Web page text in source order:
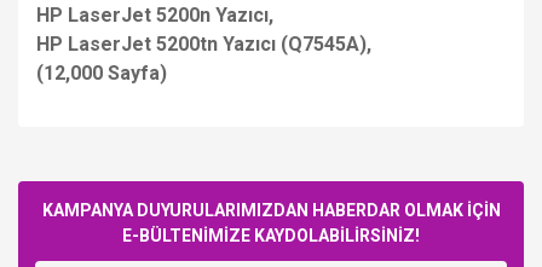
HP LaserJet 5200n Yazıcı,
HP LaserJet 5200tn Yazıcı (Q7545A),
(12,000 Sayfa)
KAMPANYA DUYURULARIMIZDAN HABERDAR OLMAK İÇİN
E-BÜLTENİMİZE KAYDOLABİLİRSİNİZ!